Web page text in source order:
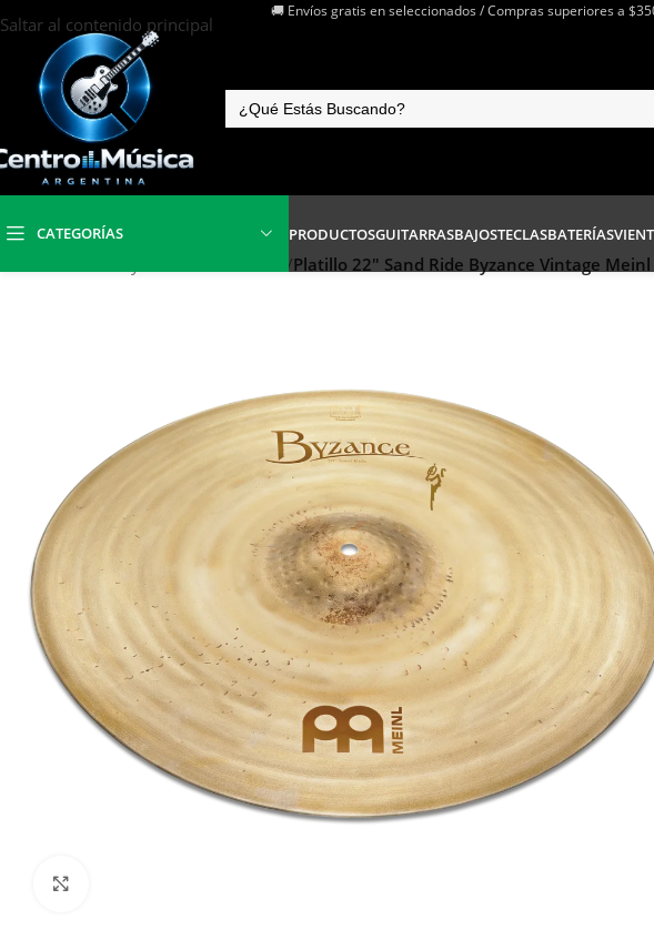
Saltar al contenido principal
🚚 Envíos gratis en seleccionados / Compras superiores a
CATEGORÍAS PRODUCTOSGUITARRASBAJOSTECLASBATERÍAS
/Platillo 22″ Sand Ride Byzance Vintage Meinl